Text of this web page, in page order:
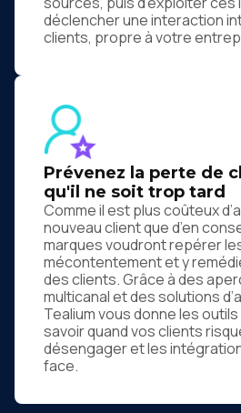
déclencher une interaction
clients, propre à votre
Prévenez la perte de
qu'il ne soit trop tard
Comme il est plus coûteux
nouveau client que d’en
marques voudront repérer
mécontentement et y
des clients. Grâce à des
multicanal et des solutions
Tealium vous donne les
savoir quand vos clients
désengager et les
face.